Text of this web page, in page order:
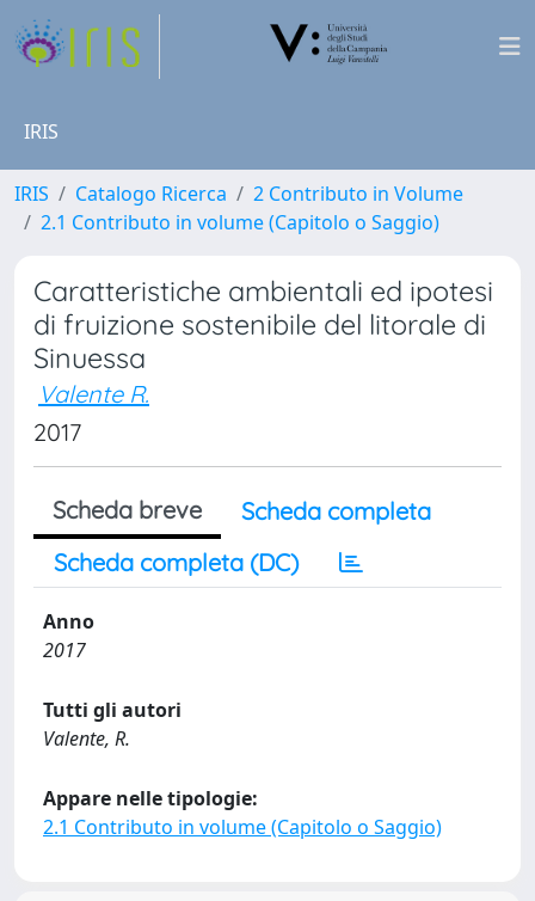
IRIS
IRIS Catalogo Ricerca
2 Contributo in Volume
2.1 Contributo in volume (Capitolo o Saggio)
Caratteristiche ambientali ed ipotesi
di fruizione sostenibile del litorale di
Sinuessa
Valente R.
2017
Scheda breve
Scheda completa
Scheda completa (DC)
Anno
2017
Tutti gli autori
Valente, R.
Appare nelle tipologie:
2.1 Contributo in volume (Capitolo o Saggio)